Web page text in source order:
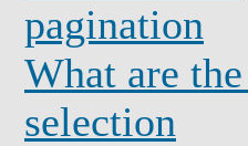
pagination
What are
selection